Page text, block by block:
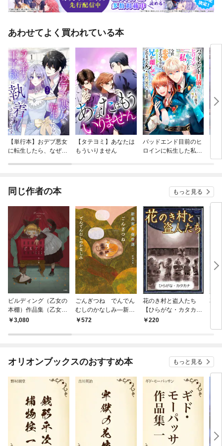
あわせてよく買われている本
【単行本】おデブ悪女
に転生したら、なぜか
【タテヨミ】あなたは
もういりません
バッドエンド目前のヒ
ロインに転生した私、
同じ作者の本 もっと見る
ビルディング（乙女の
本棚）作品集（乙女の
本棚）
3,080
ごんぎつね でんでん
むしのかなしみ—新美
南吉傑作選—（新潮文
572
花のき村と盗人たち
【ひらがな・カタカ
ナ】220
花
オリオンブックスのおすすめ本 もっと見る